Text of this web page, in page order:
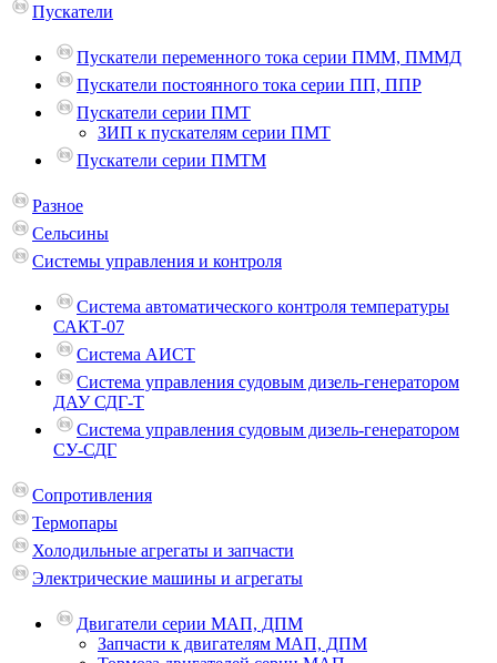
Пускатели
Пускатели переменного тока серии ПММ, ПММД
Пускатели постоянного тока серии ПП, ППР
Пускатели серии ПМТ
ЗИП к пускателям серии ПМТ
Пускатели серии ПМТМ
Разное
Сельсины
Системы управления и контроля
Система автоматического контроля температуры
САКТ-07
Система АИСТ
Система управления судовым дизель-генератором
ДАУ СДГ-Т
Система управления судовым дизель-генератором
СУ-СДГ
Сопротивления
Термопары
Холодильные агрегаты и запчасти
Электрические машины и агрегаты
Двигатели серии МАП, ДПМ
Запчасти к двигателям МАП, ДПМ